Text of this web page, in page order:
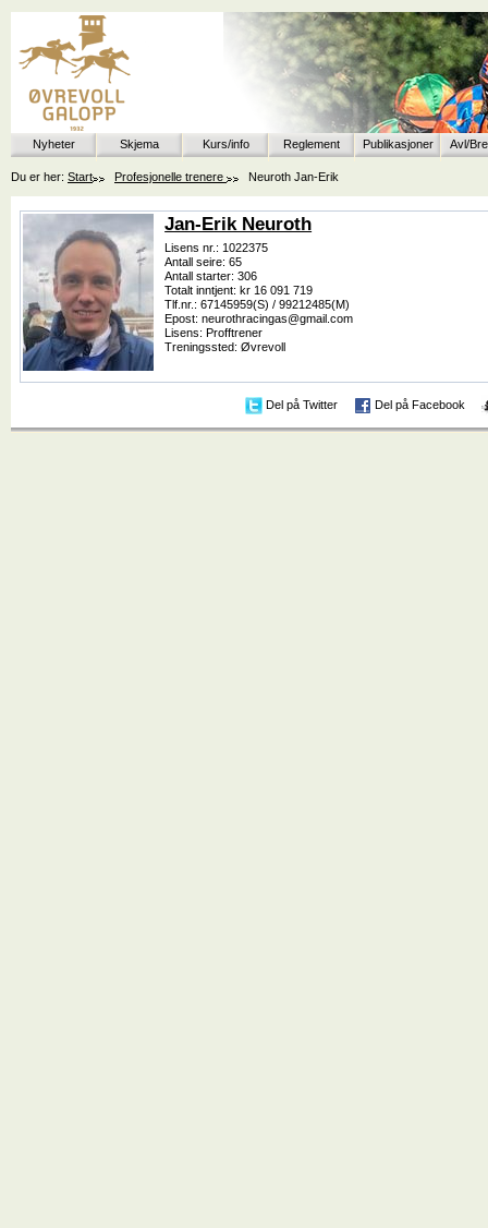
Nyheter Skjema Kurs/info Reglement Publikasjoner Avl/
Du er her: Start Profesjonelle trenere Neuroth Jan-Erik
Jan-Erik Neuroth
Lisens nr.: 1022375
Antall seire: 65
Antall starter: 306
Totalt inntjent: kr 16 091 719
Tlf.nr.: 67145959(S) / 99212485(M)
Epost: neurothracingas@gmail.com
Lisens: Profftrener
Treningssted: Øvrevoll
Del på Twitter Del på Facebook